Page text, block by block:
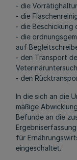
- die
- die
- die Beschickung
- die
auf
- den Transport
- den
In die sich an die
mäßige
Befunde an die
für
eingeschaltet.